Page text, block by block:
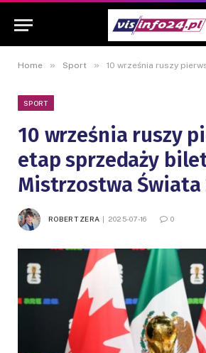
Home » Sport » 10 września ruszy pierwszy etap
SPORT
10 września ruszy
etap sprzedaży
Mistrzostwa Świata
ROBERT ZERA 2025-07-16 0